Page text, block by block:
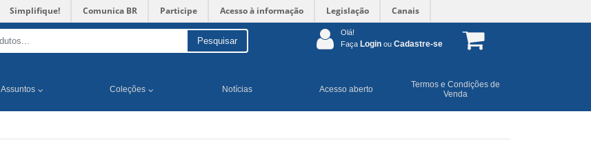
Simplifique! Comunica BR Participe Acesso à informação Legislação Canais
Pesquisar
Olá!
Faça Login ou Cadastre-se
Assuntos Coleções Notícias Acesso aberto
Termos e Condições de
Venda